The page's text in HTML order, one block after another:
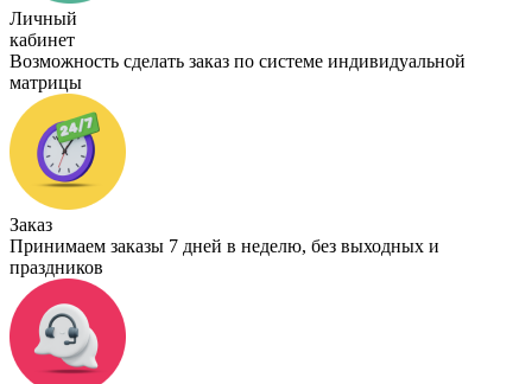
Личный
кабинет
Возможность сделать заказ по системе индивидуальной
матрицы
Заказ
Принимаем заказы 7 дней в неделю, без выходных и
праздников